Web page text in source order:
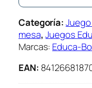
Categoría:
mesa, Juegos
Marcas: Educa-
EAN: